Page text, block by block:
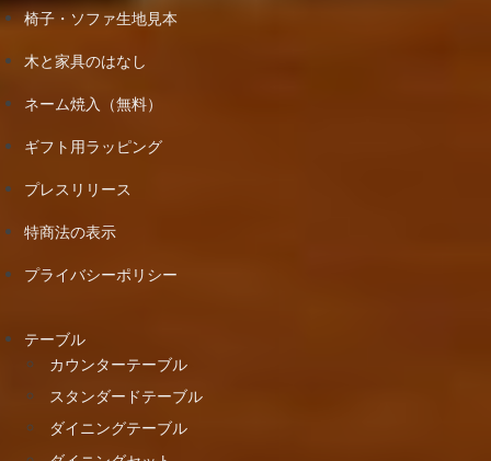
椅子・ソファ生地見本
木と家具のはなし
ネーム焼入（無料）
ギフト用ラッピング
プレスリリース
特商法の表示
プライバシーポリシー
テーブル
カウンターテーブル
スタンダードテーブル
ダイニングテーブル